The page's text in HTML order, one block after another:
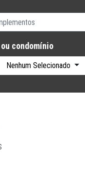
condomínio
Nenhum Selecionado